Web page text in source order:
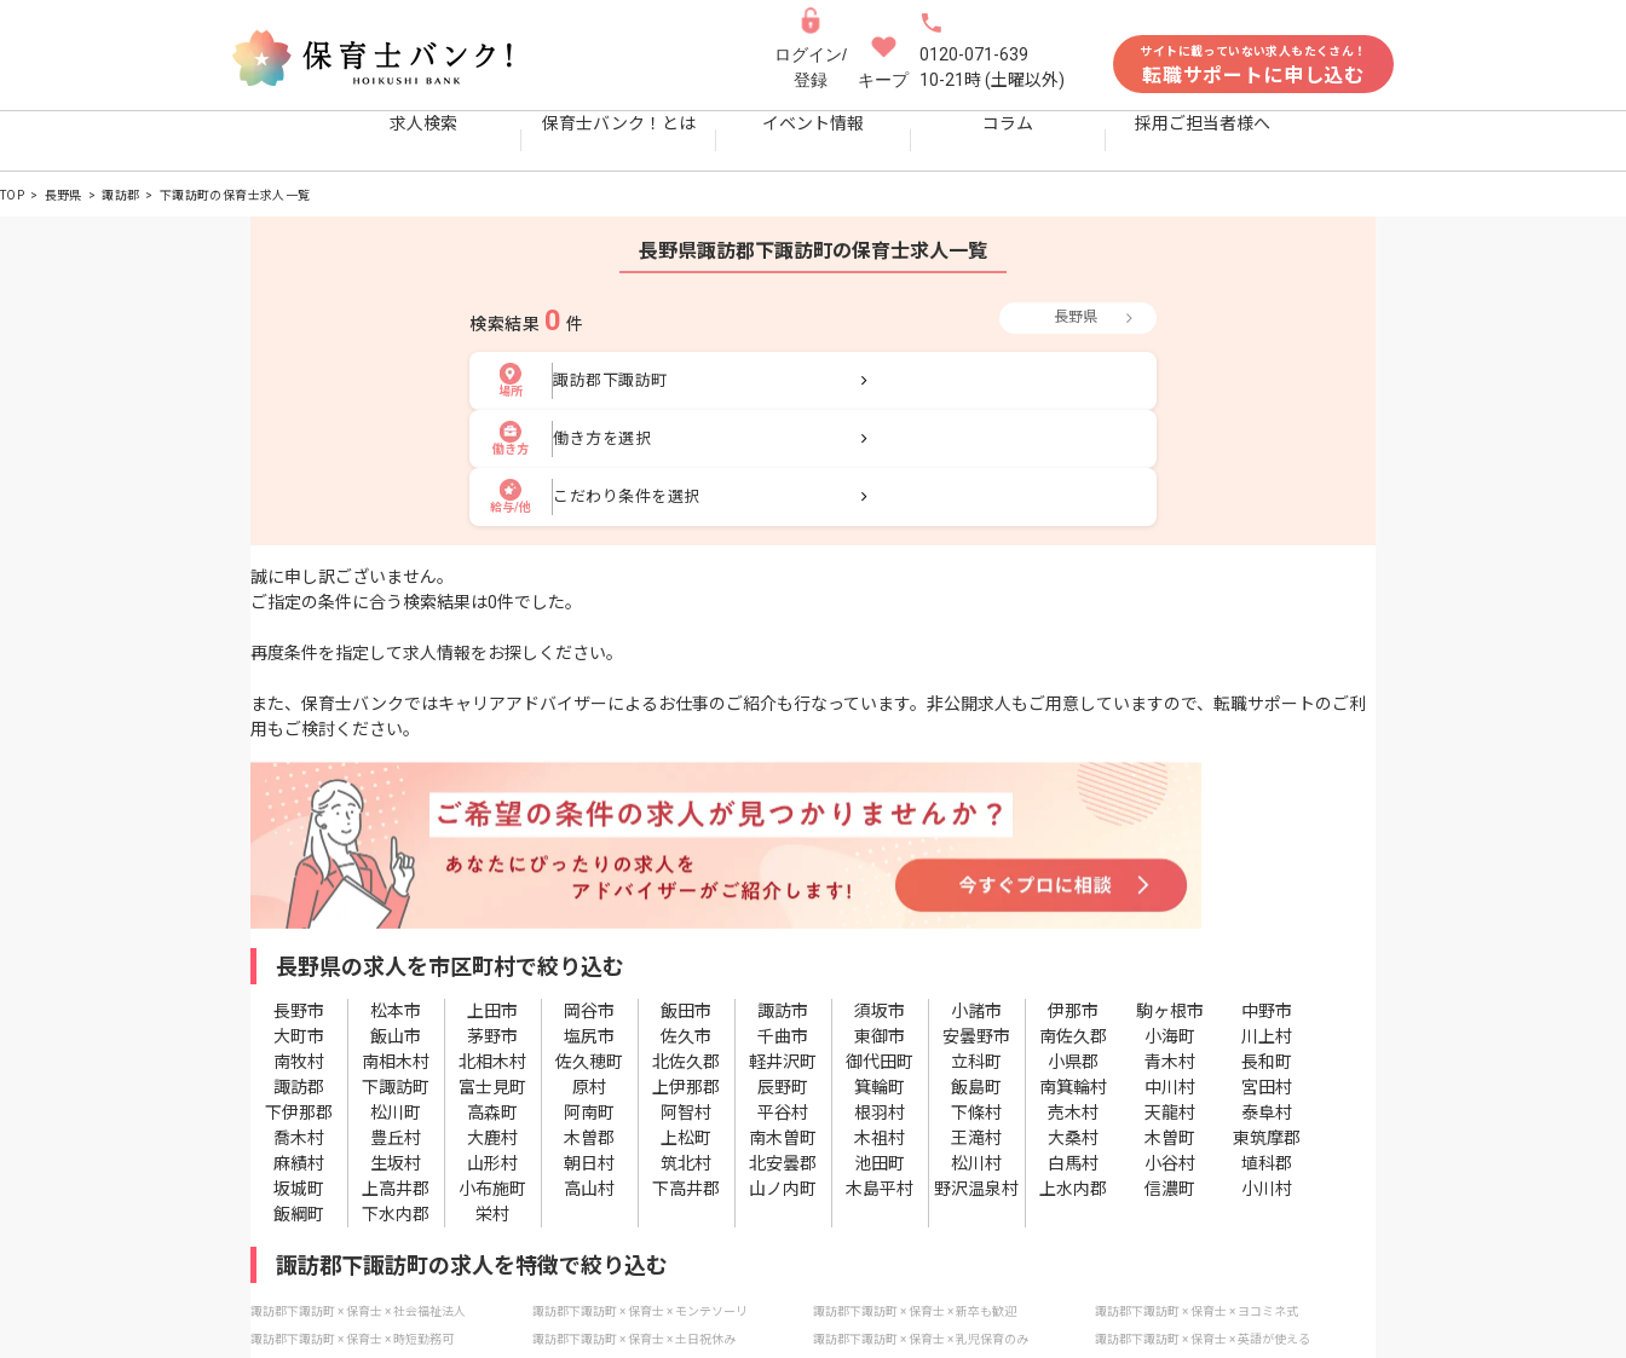
ログイン/
登録
キープ
0120-071-639
10-21時 (土曜以外)
サイトに載っていない求人もたくさん！
転職サポートに申し込む
求人検索 保育士バンク！とは イベント情報 コラム 採用ご担当者様へ
TOP 長野県 諏訪郡 下諏訪町の保育士求人一覧
長野県諏訪郡下諏訪町の保育士求人一覧
検索結果 0 件 長野県
場所
諏訪郡下諏訪町
働き方
働き方を選択
給与/他
こだわり条件を選択
誠に申し訳ございません。
ご指定の条件に合う検索結果は0件でした。
再度条件を指定して求人情報をお探しください。
また、保育士バンクではキャリアアドバイザーによるお仕事のご紹介も行なっています。非公開求人もご用意していますので、転職サポートのご利
用もご検討ください。
長野県の求人を市区町村で絞り込む
長野市 松本市 上田市 岡谷市 飯田市 諏訪市 須坂市 小諸市 伊那市 駒ヶ根市
中野市
大町市
飯山市 茅野市 塩尻市 佐久市 千曲市 東御市 安曇野市 南佐久郡 小海町
川上村
南牧村
南相木村 北相木村 佐久穂町 北佐久郡 軽井沢町 御代田町 立科町 小県郡 青木村
長和町
諏訪郡
下諏訪町 富士見町 原村 上伊那郡 辰野町 箕輪町 飯島町 南箕輪村 中川村
宮田村
下伊那郡
松川町 高森町 阿南町 阿智村 平谷村 根羽村 下條村 売木村 天龍村
泰阜村
喬木村
豊丘村 大鹿村 木曽郡 上松町 南木曽町 木祖村 王滝村 大桑村 木曽町
東筑摩郡
麻績村
生坂村 山形村 朝日村 筑北村 北安曇郡 池田町 松川村 白馬村 小谷村
埴科郡
坂城町
上高井郡 小布施町 高山村 下高井郡 山ノ内町 木島平村 野沢温泉村 上水内郡 信濃町
小川村
飯綱町
下水内郡 栄村
諏訪郡下諏訪町の求人を特徴で絞り込む
諏訪郡下諏訪町 × 保育士 × 社会福祉法人 諏訪郡下諏訪町 × 保育士 × モンテソーリ 諏訪郡下諏訪町 × 保育士 × 新卒も歓迎 諏訪郡下諏訪町 × 保育士 × ヨコミネ式
諏訪郡下諏訪町 × 保育士 × 時短勤務可 諏訪郡下諏訪町 × 保育士 × 土日祝休み 諏訪郡下諏訪町 × 保育士 × 乳児保育のみ 諏訪郡下諏訪町 × 保育士 × 英語が使える